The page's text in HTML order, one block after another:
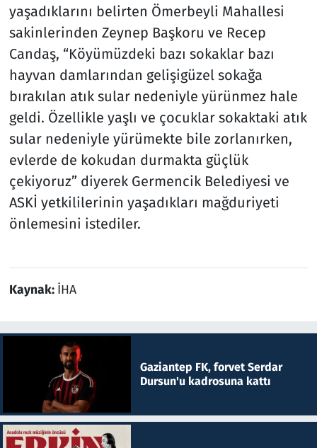
yaşadıklarını belirten Ömerbeyli Mahallesi
sakinlerinden Zeynep Başkoru ve Recep
Candaş, “Köyümüzdeki bazı sokaklar bazı
hayvan damlarından gelişigüzel sokağa
bırakılan atık sular nedeniyle yürünmez hale
geldi. Özellikle yaşlı ve çocuklar sokaktaki atık
sular nedeniyle yürümekte bile zorlanırken,
evlerde de kokudan durmakta güçlük
çekiyoruz” diyerek Germencik Belediyesi ve
ASKİ yetkililerinin yaşadıkları mağduriyeti
önlemesini istediler.
Kaynak: İHA
Gaziantep FK, forvet Serdar
Dursun'u kadrosuna kattı